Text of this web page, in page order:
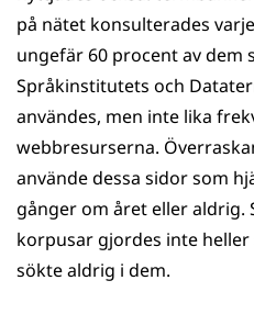
på nätet konsulterades
ungefär 60 procent av dem
Språkinstitutets och
användes, men inte lika
webbresurserna.
använde dessa sidor som
gånger om året eller aldrig.
korpusar gjordes inte
sökte aldrig i dem.